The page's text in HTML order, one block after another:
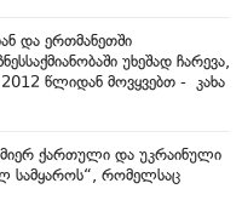
და ერთმანეთში
უხეშად ჩარევა,
2012 წლიდან მოვყვებთ - კახა
ქართული და უკრაინული
სამყაროს“, რომელსაც